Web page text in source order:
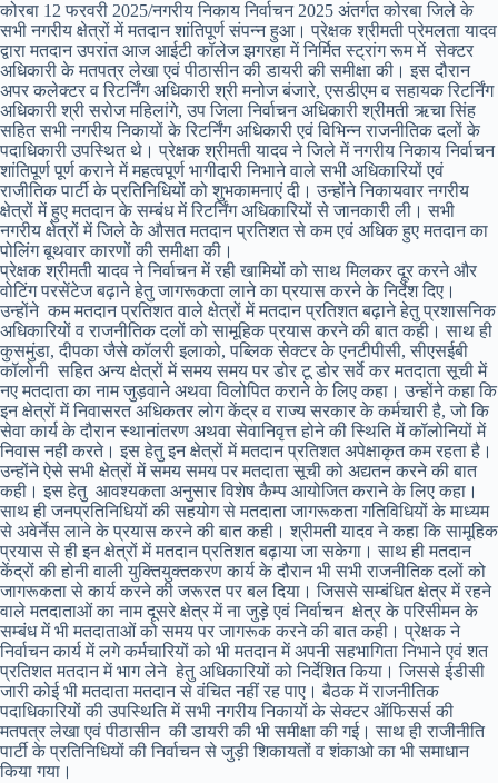
कोरबा 12 फरवरी 2025/नगरीय निकाय निर्वाचन 2025 अंतर्गत कोरबा जिले के
सभी नगरीय क्षेत्रों में मतदान शांतिपूर्ण संपन्न हुआ। प्रेक्षक श्रीमती प्रेमलता यादव
द्वारा मतदान उपरांत आज आईटी कॉलेज झगरहा में निर्मित स्ट्रांग रूम में सेक्टर
अधिकारी के मतपत्र लेखा एवं पीठासीन की डायरी की समीक्षा की। इस दौरान
अपर कलेक्टर व रिटर्निंग अधिकारी श्री मनोज बंजारे, एसडीएम व सहायक रिटर्निंग
अधिकारी श्री सरोज महिलांगे, उप जिला निर्वाचन अधिकारी श्रीमती ऋचा सिंह
सहित सभी नगरीय निकायों के रिटर्निंग अधिकारी एवं विभिन्न राजनीतिक दलों के
पदाधिकारी उपस्थित थे। प्रेक्षक श्रीमती यादव ने जिले में नगरीय निकाय निर्वाचन
शांतिपूर्ण पूर्ण कराने में महत्वपूर्ण भागीदारी निभाने वाले सभी अधिकारियों एवं
राजीतिक पार्टी के प्रतिनिधियों को शुभकामनाएं दी। उन्होंने निकायवार नगरीय
क्षेत्रों में हुए मतदान के सम्बंध में रिटर्निंग अधिकारियों से जानकारी ली। सभी
नगरीय क्षेत्रों में जिले के औसत मतदान प्रतिशत से कम एवं अधिक हुए मतदान का
पोलिंग बूथवार कारणों की समीक्षा की।
प्रेक्षक श्रीमती यादव ने निर्वाचन में रही खामियों को साथ मिलकर दूर करने और
वोटिंग परसेंटेज बढ़ाने हेतु जागरूकता लाने का प्रयास करने के निर्देश दिए।
उन्होंने कम मतदान प्रतिशत वाले क्षेत्रों में मतदान प्रतिशत बढ़ाने हेतु प्रशासनिक
अधिकारियों व राजनीतिक दलों को सामूहिक प्रयास करने की बात कही। साथ ही
कुसमुंडा, दीपका जैसे कॉलरी इलाको, पब्लिक सेक्टर के एनटीपीसी, सीएसईबी
कॉलोनी सहित अन्य क्षेत्रों में समय समय पर डोर टू डोर सर्वे कर मतदाता सूची में
नए मतदाता का नाम जुड़वाने अथवा विलोपित कराने के लिए कहा। उन्होंने कहा कि
इन क्षेत्रों में निवासरत अधिकतर लोग केंद्र व राज्य सरकार के कर्मचारी है, जो कि
सेवा कार्य के दौरान स्थानांतरण अथवा सेवानिवृत्त होने की स्थिति में कॉलोनियों में
निवास नही करते। इस हेतु इन क्षेत्रों में मतदान प्रतिशत अपेक्षाकृत कम रहता है।
उन्होंने ऐसे सभी क्षेत्रों में समय समय पर मतदाता सूची को अद्यतन करने की बात
कही। इस हेतु आवश्यकता अनुसार विशेष कैम्प आयोजित कराने के लिए कहा।
साथ ही जनप्रतिनिधियों की सहयोग से मतदाता जागरूकता गतिविधियों के माध्यम
से अवेर्नेस लाने के प्रयास करने की बात कही। श्रीमती यादव ने कहा कि सामूहिक
प्रयास से ही इन क्षेत्रों में मतदान प्रतिशत बढ़ाया जा सकेगा। साथ ही मतदान
केंद्रों की होनी वाली युक्तियुक्तकरण कार्य के दौरान भी सभी राजनीतिक दलों को
जागरूकता से कार्य करने की जरूरत पर बल दिया। जिससे सम्बंधित क्षेत्र में रहने
वाले मतदाताओं का नाम दूसरे क्षेत्र में ना जुड़े एवं निर्वाचन क्षेत्र के परिसीमन के
सम्बंध में भी मतदाताओं को समय पर जागरूक करने की बात कही। प्रेक्षक ने
निर्वाचन कार्य में लगे कर्मचारियों को भी मतदान में अपनी सहभागिता निभाने एवं शत
प्रतिशत मतदान में भाग लेने हेतु अधिकारियों को निर्देशित किया। जिससे ईडीसी
जारी कोई भी मतदाता मतदान से वंचित नहीं रह पाए। बैठक में राजनीतिक
पदाधिकारियों की उपस्थिति में सभी नगरीय निकायों के सेक्टर ऑफिसर्स की
मतपत्र लेखा एवं पीठासीन की डायरी की भी समीक्षा की गई। साथ ही राजीनीति
पार्टी के प्रतिनिधियों की निर्वाचन से जुड़ी शिकायतों व शंकाओ का भी समाधान
किया गया।